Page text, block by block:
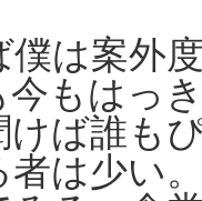
僕は案外
今もはっ
けば誰も
は少い